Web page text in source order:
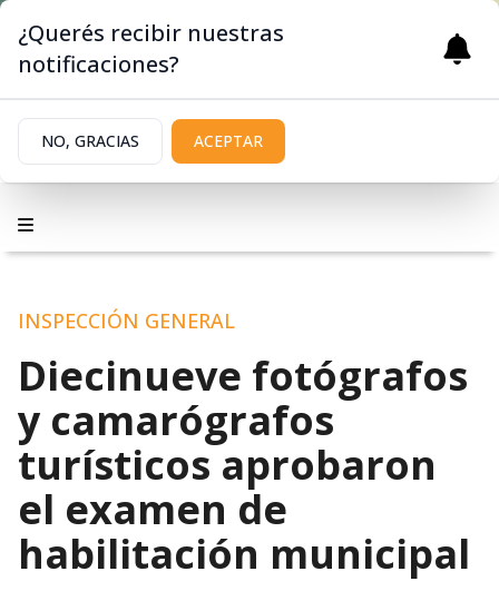
INSPECCIÓN GENERAL
Diecinueve fotógrafos
y camarógrafos
turísticos aprobaron
el examen de
habilitación municipal
¿Querés recibir nuestras
notificaciones?
NO, GRACIAS ACEPTAR